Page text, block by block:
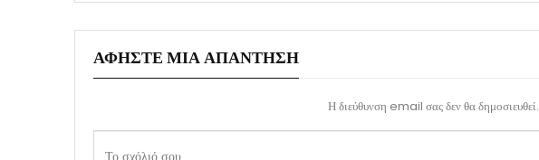
ΑΦΉΣΤΕ ΜΙΑ ΑΠΆΝΤΗΣΗ
Η διεύθυνση email σας δεν θα δημοσιευθεί.